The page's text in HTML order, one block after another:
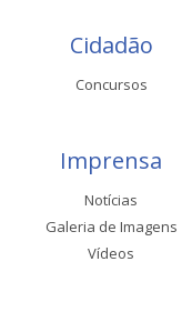
Cidadão
Concursos
Imprensa
Notícias
Galeria de Imagens
Vídeos